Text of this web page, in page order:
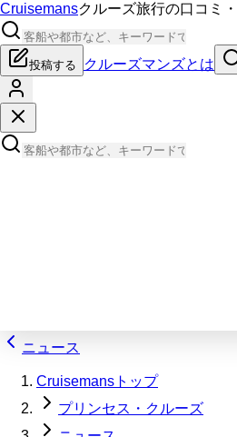
Cruisemansクルーズ旅行の口コミ
投稿する クルーズマンズとは
ニュース
Cruisemansトップ
プリンセス・クルーズ